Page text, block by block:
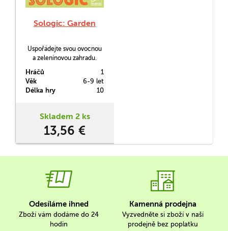
Sologic: Garden
Uspořádejte svou ovocnou
a zeleninovou zahradu.
logická hra pro jednoho
hráče, v níž musíte dodržet
jedno pravidlo - v jedné
více než jeden druh ovoce
40 úloh v různých úrovních
Hráčů
1
Věk
6-9 let
Délka hry
10
Skladem 2 ks
13,56 €
Odesíláme ihned
Zboží vám dodáme do 24
hodin
Kamenná prodejna
Vyzvedněte si zboží v naší
prodejně bez poplatku